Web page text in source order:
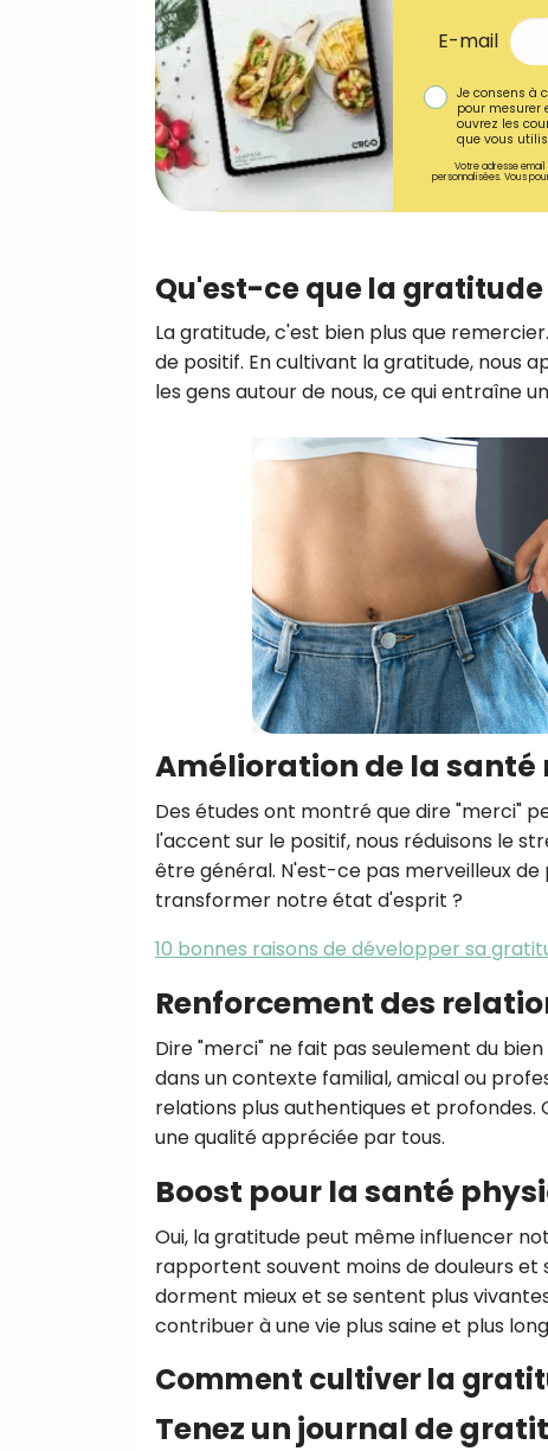
E-mail
Je consens à
pour mesurer
ouvrez les
que vous
Votre adresse
personnalisées. Vous
Qu'est-ce que la
La gratitude, c'est bien plus que
de positif. En cultivant la gratitude, nous
les gens autour de nous, ce qui entraîne
Amélioration de la santé
Des études ont montré que dire "merci"
l'accent sur le positif, nous réduisons le
être général. N'est-ce pas merveilleux
transformer notre état d'esprit ?
10 bonnes raisons de développer sa
Renforcement des
Dire "merci" ne fait pas seulement du
dans un contexte familial, amical ou
relations plus authentiques et profondes.
une qualité appréciée par tous.
Boost pour la santé
Oui, la gratitude peut même influencer
rapportent souvent moins de douleurs et
dorment mieux et se sentent plus
contribuer à une vie plus saine et plus
Comment cultiver la
Tenez un journal de